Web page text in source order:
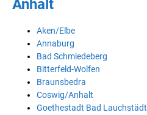
Anhalt
Aken/Elbe
Annaburg
Bad Schmiedeberg
Bitterfeld-Wolfen
Braunsbedra
Coswig/Anhalt
Goethestadt Bad Lauchstädt